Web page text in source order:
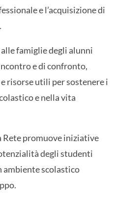
e l’acquisizione di
famiglie degli alunni
e di confronto,
risorse utili per sostenere i
e nella vita
Rete promuove iniziative
degli studenti
ambiente scolastico